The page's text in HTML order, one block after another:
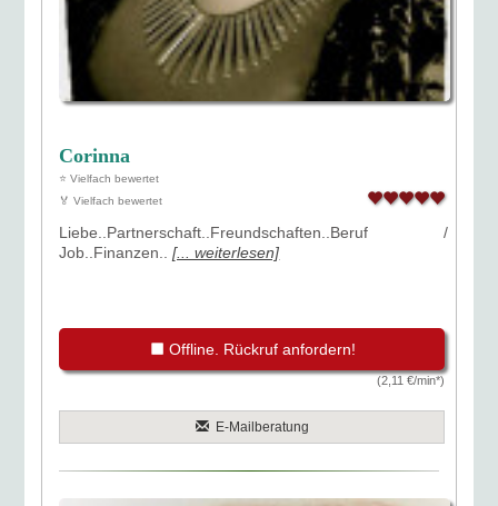
Corinna
⭐ Vielfach bewertet
🏅 Vielfach bewertet
Liebe..Partnerschaft..Freundschaften..Beruf /
Job..Finanzen..[... weiterlesen]
Offline. Rückruf anfordern!
(2,11 €/min*)
E-Mailberatung